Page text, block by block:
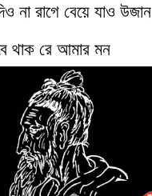
না রাগে বেয়ে যাও উজান
থাক রে আমার মন